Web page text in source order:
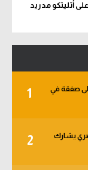
أتليتكو مدريد
1
صفقة في
2
32.. والثلاثي المصري يشارك